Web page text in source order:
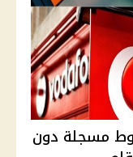
مسجلة دون